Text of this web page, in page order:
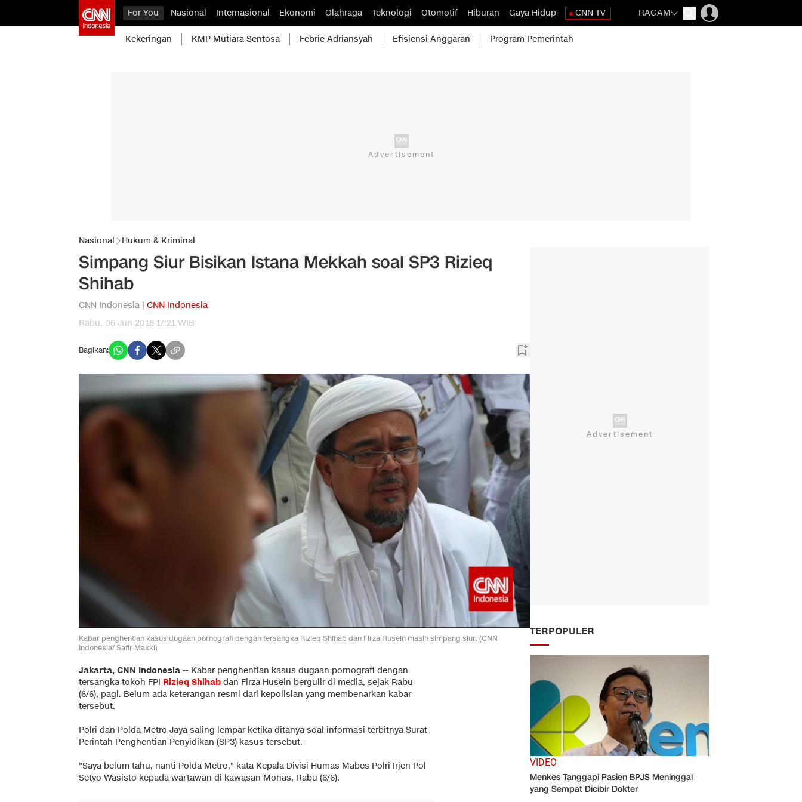
For You Nasional Internasional Ekonomi Olahraga Teknologi Otomotif Hiburan Gaya Hidup CNN TV RAGAM
Kekeringan KMP Mutiara Sentosa Febrie Adriansyah Efisiensi Anggaran Program Pemerintah
Nasional Hukum & Kriminal
Simpang Siur Bisikan Istana Mekkah soal SP3 Rizieq
Shihab
CNN Indonesia | CNN Indonesia
Rabu, 06 Jun 2018 17:21 WIB
Bagikan:
Kabar penghentian kasus dugaan pornografi dengan tersangka Rizieq Shihab dan Firza Husein masih simpang siur. (CNN
Indonesia/ Safir Makki)
Jakarta, CNN Indonesia -- Kabar penghentian kasus dugaan pornografi dengan
tersangka tokoh FPI Rizieq Shihab dan Firza Husein bergulir di media, sejak Rabu
(6/6), pagi. Belum ada keterangan resmi dari kepolisian yang membenarkan kabar
tersebut.
Polri dan Polda Metro Jaya saling lempar ketika ditanya soal informasi terbitnya Surat
Perintah Penghentian Penyidikan (SP3) kasus tersebut.
"Saya belum tahu, nanti Polda Metro," kata Kepala Divisi Humas Mabes Polri Irjen Pol
Setyo Wasisto kepada wartawan di kawasan Monas, Rabu (6/6).
TERPOPULER
VIDEO
Menkes Tanggapi Pasien BPJS Meninggal
yang Sempat Dicibir Dokter